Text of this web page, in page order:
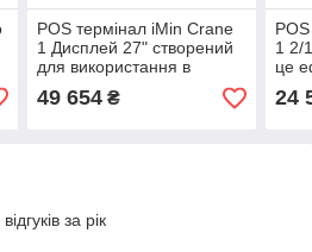
POS термінал iMin Crane
1 Дисплей 27" створений
для використання в
49 654₴
1 2/
це
24
за рік